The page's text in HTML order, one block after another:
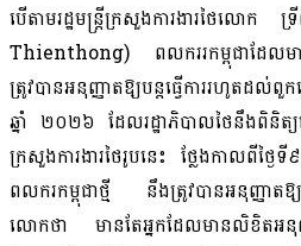
បើតាមរដ្ឋមន្ត្រីក្រសួងការងារថៃ
Thienthong) ពលកររកម្ពុជាដែលម
ត្រូវបានអនុញ្ញាតឱ្យបន្តធ្វើការរហូតដ
ឆ្នាំ ២០២៦ ដែលរដ្ឋាភិបាលថៃនឹងពិនិត្យ
ក្រសួងការងារថៃរូបនេះ ថ្លែងកាលពីថ្ង
ពលករកម្ពុជាថ្មី នឹងត្រូវបានអនុញ្ញាត
លោកថា មានតែអ្នកដែលមានលិខិតអនុ